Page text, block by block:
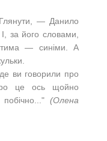
— Данило
за його словами,
— синіми. А
ви говорили про
це ось щойно
(Олена